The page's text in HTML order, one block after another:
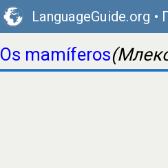
LanguageGuide.org •
Os mamíferos